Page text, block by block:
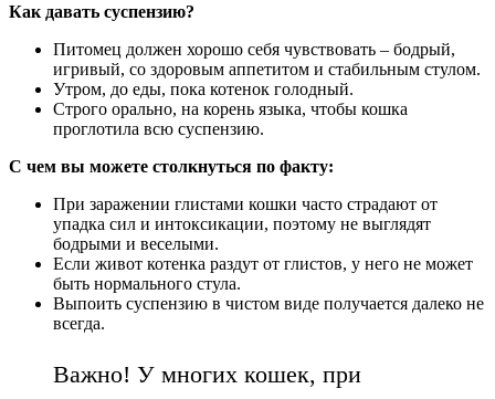
Как давать суспензию?
Питомец должен хорошо себя чувствовать – бодрый,
игривый, со здоровым аппетитом и стабильным стулом.
Утром, до еды, пока котенок голодный.
Строго орально, на корень языка, чтобы кошка
проглотила всю суспензию.
С чем вы можете столкнуться по факту:
При заражении глистами кошки часто страдают от
упадка сил и интоксикации, поэтому не выглядят
бодрыми и веселыми.
Если живот котенка раздут от глистов, у него не может
быть нормального стула.
Выпоить суспензию в чистом виде получается далеко не
всегда.
Важно! У многих кошек, при